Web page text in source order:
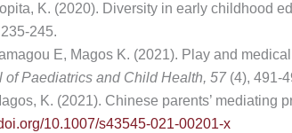
K. (2020). Diversity in early childhood
245.
E, Magos K. (2021). Play and
of Paediatrics and Child Health, 57 (4), 491-
K. (2021). Chinese parents’
10.1007/s43545-021-00201-x